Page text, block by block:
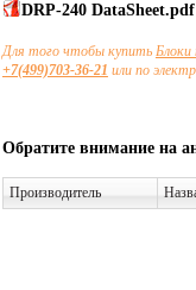
DRP-240 DataSheet.pdf
Для того чтобы купить Блоки
+7(499)703-36-21 или по
Обратите внимание на
Производитель